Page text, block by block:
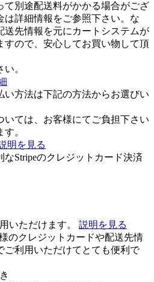
て別途配送料がかかる場合がござ
は詳細情報をご参照下さい。な
送先情報を元にカートシステムが
すので、安心してお買い物して頂
。
い方法は下記の方法からお選びい
いては、お客様にてご負担下さい
。
明を見る
Stripeのクレジットカード決済
いただけます。 説明を見る
のクレジットカードや配送先情
ご利用いただけてとても便利で